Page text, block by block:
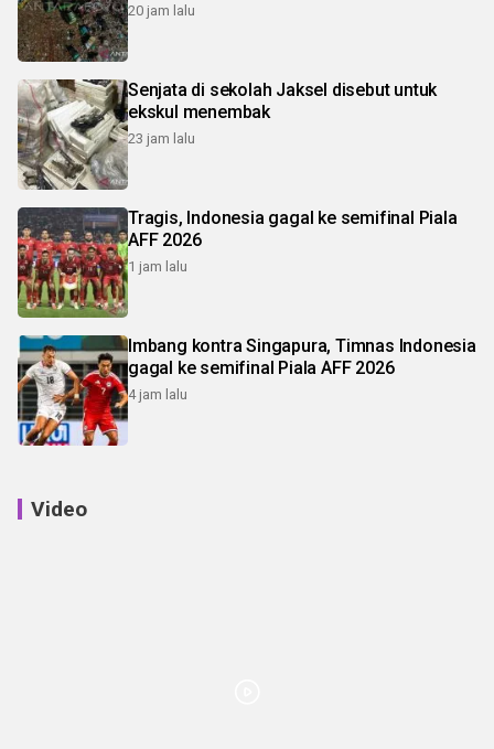
20 jam lalu
Senjata di sekolah Jaksel disebut untuk
ekskul menembak
23 jam lalu
Tragis, Indonesia gagal ke semifinal Piala
AFF 2026
1 jam lalu
Imbang kontra Singapura, Timnas Indonesia
gagal ke semifinal Piala AFF 2026
4 jam lalu
Video